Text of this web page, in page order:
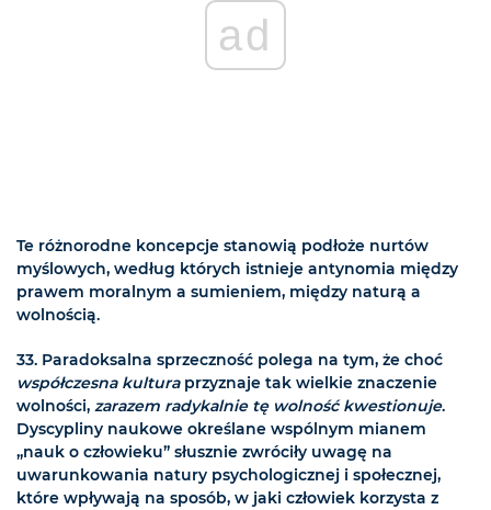
ad
Te różnorodne koncepcje stanowią podłoże nurtów
myślowych, według których istnieje antynomia między
prawem moralnym a sumieniem, między naturą a
wolnością.
33. Paradoksalna sprzeczność polega na tym, że choć
współczesna kulturaprzyznaje tak wielkie znaczenie
wolności, zarazem radykalnie tę wolność kwestionuje.
Dyscypliny naukowe określane wspólnym mianem
„nauk o człowieku” słusznie zwróciły uwagę na
uwarunkowania natury psychologicznej i społecznej,
które wpływają na sposób, w jaki człowiek korzysta z